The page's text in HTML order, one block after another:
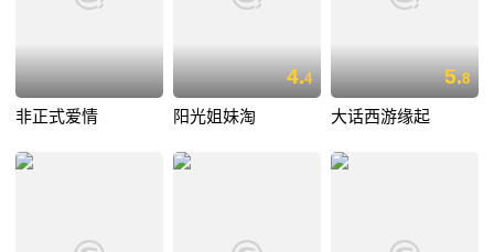
非正式爱情
4.4
阳光姐妹淘
5.8
大话西游缘起